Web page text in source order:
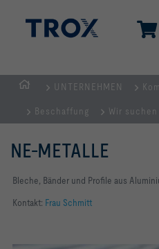
AUSTRIA
CEE
Geräte
+
UNTERNEHMEN
Beschaffung Wir suchen
NE-METALLE
Bleche, Bänder und Profile aus
Kontakt: Frau Schmitt